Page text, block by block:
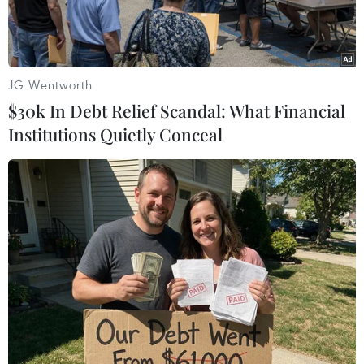
Các phương tiện bốc cháy sau vụ tấn công tại thành phố
Belgorod của Nga nằm cách biên giới Ukraine khoảng 40km,
ngày 30/12/2023. (Ảnh: AFP/TTXVN)
Hãng thông tấn TASS của Nga ngày 13/5 đưa tin
ít nhất 19 người đã thiệt mạng trong vụ tấn
công bằng tên lửa Tochka vào khu vực thành
phố Belgorod ở Tây Nam nước này một ngày
trước đó.
JG Wentworth
$30k In Debt Relief Scandal: What Financial
Institutions Quietly Conceal